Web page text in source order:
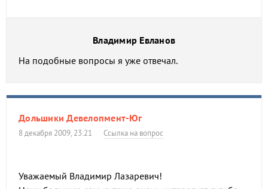
Владимир Евланов
На подобные вопросы я уже отвечал.
Дольшики Девелопмент-Юг
8 декабря 2009, 23:21 Ссылка на вопрос
Уважаемый Владимир Лазаревич!